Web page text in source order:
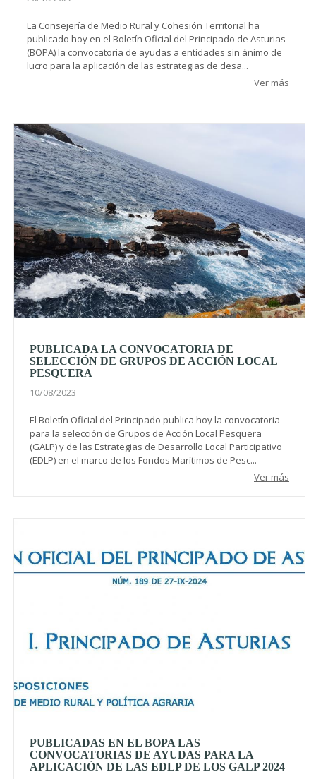
La Consejería de Medio Rural y Cohesión Territorial ha
publicado hoy en el Boletín Oficial del Principado de Asturias
(BOPA) la convocatoria de ayudas a entidades sin ánimo de
lucro para la aplicación de las estrategias de desa...
Ver más
PUBLICADA LA CONVOCATORIA DE
SELECCIÓN DE GRUPOS DE ACCIÓN LOCAL
PESQUERA
10/08/2023
El Boletín Oficial del Principado publica hoy la convocatoria
para la selección de Grupos de Acción Local Pesquera
(GALP) y de las Estrategias de Desarrollo Local Participativo
(EDLP) en el marco de los Fondos Marítimos de Pesc...
Ver más
PUBLICADAS EN EL BOPA LAS
CONVOCATORIAS DE AYUDAS PARA LA
APLICACIÓN DE LAS EDLP DE LOS GALP 2024